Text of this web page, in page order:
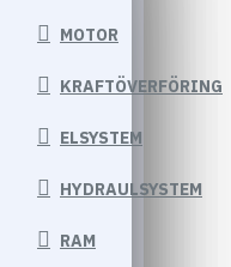
MOTOR
KRAFTÖVERFÖRING
ELSYSTEM
HYDRAULSYSTEM
RAM